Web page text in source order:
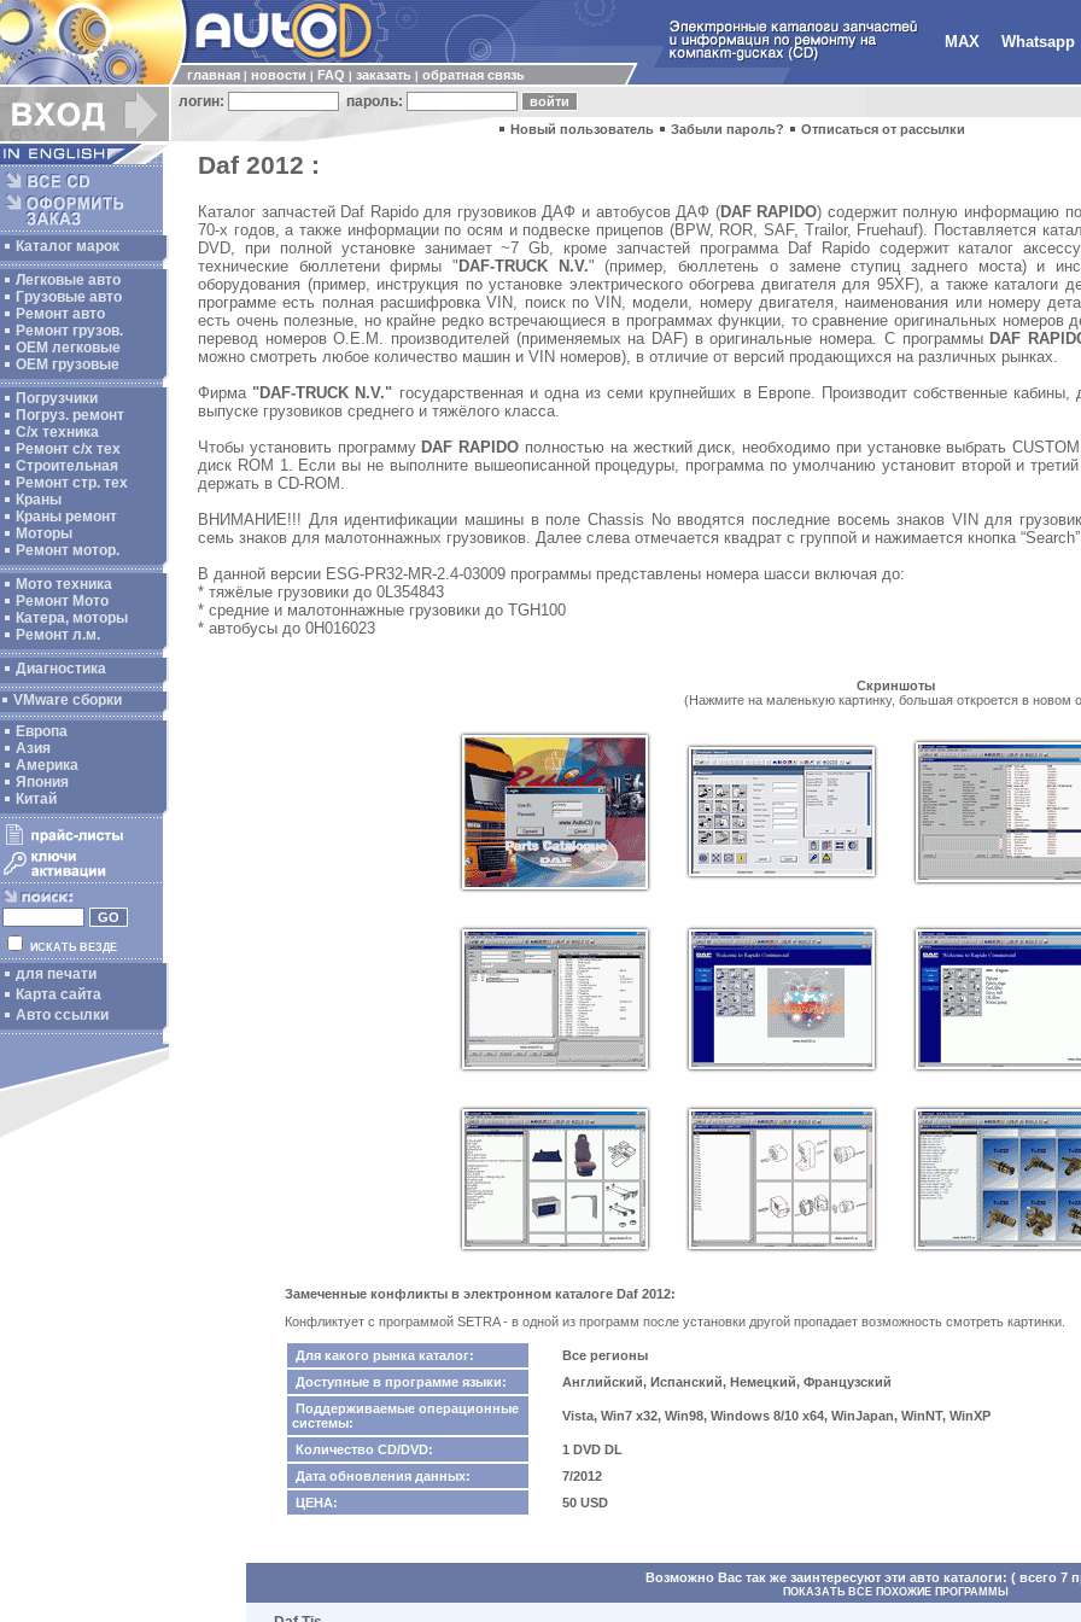
MAX Whatsapp
главная новости FAQ заказать обратная связь
логин: пароль:
Новый пользователь Забыли пароль? Отписаться от рассылки
Каталог марок
Легковые авто
Грузовые авто
Ремонт авто
Ремонт грузов.
ОЕМ легковые
OEM грузовые
Погрузчики
Погруз. ремонт
С/х техника
Ремонт с/х тех
Строительная
Ремонт стр. тех
Краны
Краны ремонт
Моторы
Ремонт мотор.
Мото техника
Ремонт Мото
Катера, моторы
Ремонт л.м.
Диагностика
VMware сборки
Европа
Азия
Америка
Япония
Китай
ИСКАТЬ ВЕЗДЕ
для печати
Карта сайта
Авто ссылки
Daf 2012 :
Каталог запчастей Daf Rapido для грузовиков ДАФ и автобусов ДАФ (DAF RAPIDO) содержит полную информацию
70-х годов, а также информации по осям и подвеске прицепов (BPW, ROR, SAF, Trailor, Fruehauf). Поставляется
DVD, при полной установке занимает ~7 Gb, кроме запчастей программа Daf Rapido содержит каталог
технические бюллетени фирмы "DAF-TRUCK N.V." (пример, бюллетень о замене ступиц заднего моста) и
оборудования (пример, инструкция по установке электрического обогрева двигателя для 95XF), а также каталоги
программе есть полная расшифровка VIN, поиск по VIN, модели, номеру двигателя, наименования или номеру
есть очень полезные, но крайне редко встречающиеся в программах функции, то сравнение оригинальных номеров
перевод номеров O.E.M. производителей (применяемых на DAF) в оригинальные номера. С программы DAF
можно смотреть любое количество машин и VIN номеров), в отличие от версий продающихся на различных рынках.
Фирма "DAF-TRUCK N.V." государственная и одна из семи крупнейших в Европе. Производит собственные кабины,
выпуске грузовиков среднего и тяжёлого класса.
Чтобы установить программу DAF RAPIDO полностью на жесткий диск, необходимо при установке выбрать
диск ROM 1. Если вы не выполните вышеописанной процедуры, программа по умолчанию установит второй и
держать в CD-ROM.
ВНИМАНИЕ!!! Для идентификации машины в поле Chassis No вводятся последние восемь знаков VIN для
семь знаков для малотоннажных грузовиков. Далее слева отмечается квадрат с группой и нажимается кнопка
В данной версии ESG-PR32-MR-2.4-03009 программы представлены номера шасси включая до:
* тяжёлые грузовики до 0L354843
* средние и малотоннажные грузовики до TGH100
* автобусы до 0H016023
Скриншоты
(Нажмите на маленькую картинку, большая откроется в новом
Замеченные конфликты в электронном каталоге Daf 2012:
Конфликтует с программой SETRA - в одной из программ после установки другой пропадает возможность смотреть картинки.
Для какого рынка каталог:
Все регионы
Доступные в программе языки:
Английский, Испанский, Немецкий, Французский
Поддерживаемые операционные
системы:
Vista, Win7 x32, Win98, Windows 8/10 x64, WinJapan, WinNT, WinXP
Количество CD/DVD:
1 DVD DL
Дата обновления данных:
7/2012
ЦЕНА:
50 USD
Возможно Вас так же заинтересуют эти авто каталоги: ( всего 7
ПОКАЗАТЬ ВСЕ ПОХОЖИЕ ПРОГРАММЫ